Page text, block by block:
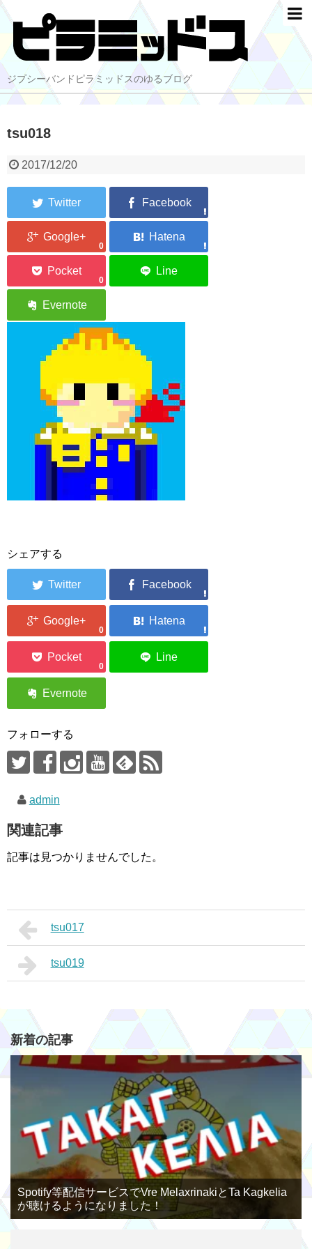
ジプシーバンドピラミッドスのゆるブログ
tsu018
2017/12/20
0
0
シェアする
0
0
フォローする
admin
関連記事
記事は見つかりませんでした。
tsu017
tsu019
新着の記事
Spotify等配信サービスでVre MelaxrinakiとTa Kagkelia
が聴けるようになりました！